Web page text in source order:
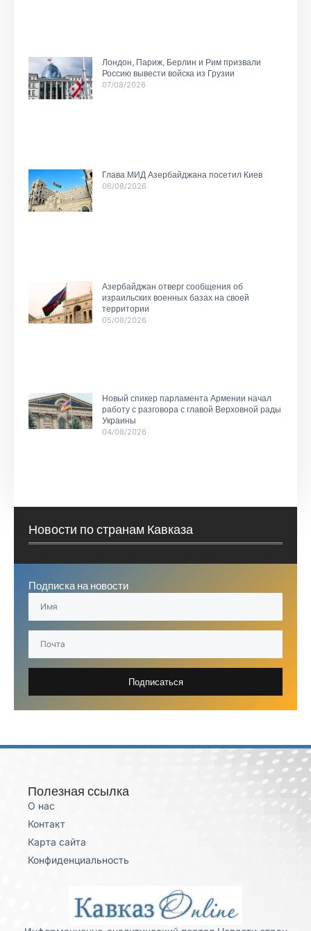
Лондон, Париж, Берлин и Рим призвали
Россию вывести войска из Грузии
07/08/2026
Глава МИД Азербайджана посетил Киев
06/08/2026
Азербайджан отверг сообщения об
израильских военных базах на своей
территории
05/08/2026
Новый спикер парламента Армении начал
работу с разговора с главой Верховной рады
Украины
04/08/2026
Новости по странам Кавказа
Подписка на новости
Подписаться
Полезная ссылка
О нас
Контакт
Карта сайта
Конфиденциальность